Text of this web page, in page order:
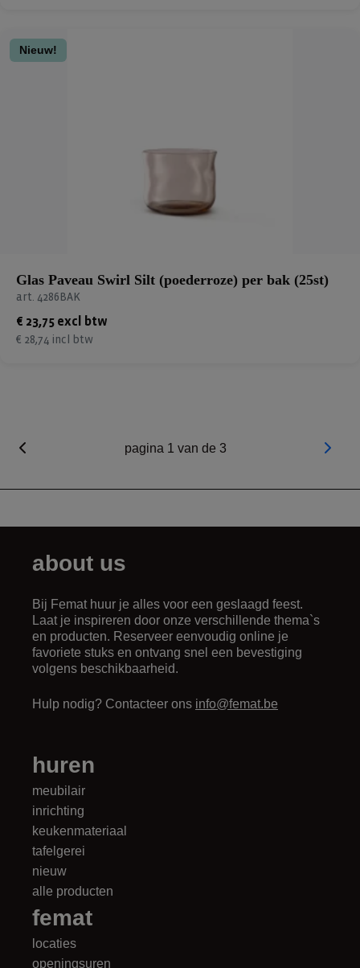
Nieuw!
Glas Paveau Swirl Silt (poederroze) per bak (25st)
art. 4286BAK
€ 23,75 excl btw
€ 28,74 incl btw
pagina 1 van de 3
about us
Bij Femat huur je alles voor een geslaagd feest.
Laat je inspireren door onze verschillende thema`s
en producten. Reserveer eenvoudig online je
favoriete stuks en ontvang snel een bevestiging
volgens beschikbaarheid.
Hulp nodig? Contacteer ons info@femat.be
huren
meubilair
inrichting
keukenmateriaal
tafelgerei
nieuw
alle producten
femat
locaties
openingsuren